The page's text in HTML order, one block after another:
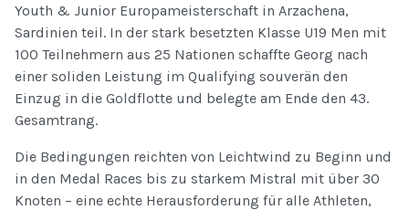
Youth & Junior Europameisterschaft in Arzachena,
Sardinien teil. In der stark besetzten Klasse U19 Men mit
100 Teilnehmern aus 25 Nationen schaffte Georg nach
einer soliden Leistung im Qualifying souverän den
Einzug in die Goldflotte und belegte am Ende den 43.
Gesamtrang.
Die Bedingungen reichten von Leichtwind zu Beginn und
in den Medal Races bis zu starkem Mistral mit über 30
Knoten – eine echte Herausforderung für alle Athleten,